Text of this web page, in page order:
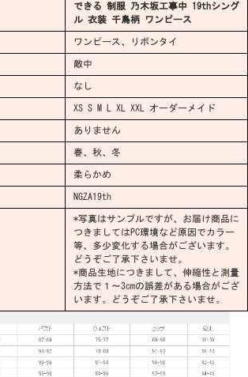
できる 制服 乃木坂工事中 19thシング
ル 衣装 千鳥柄 ワンピース
ワンピース、リボンタイ
敵中
なし
XS S M L XL XXL オーダーメイド
ありません
春、秋、冬
柔らかめ
NGZA19th
*写真はサンプルですが、お届け商品に
つきましてはPC環境など原因でカラー
等、多少変化する場合がございます。
どうぞご了承下さいませ。
*商品生地につきまして、伸縮性と測量
方法で１～3cmの誤差がある場合がござ
います。どうぞご了承下さいませ。